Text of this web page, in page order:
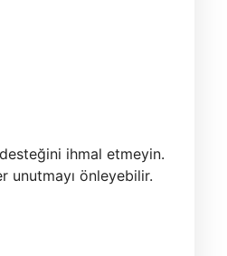
ihmal etmeyin.
unutmayı önleyebilir.